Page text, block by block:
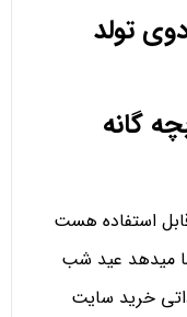
تولد
گانه
استفاده هست
میدهد عید شب
خرید سایت